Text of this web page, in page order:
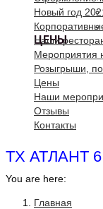
ЦЕНЫ
Новый год
Наши
Мероприятия
Розыгрыши,
Цены
Наши
Отзывы
Контакты
ТХ АТЛАНТ 6
You are here:
Главная